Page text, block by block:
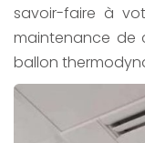
savoir-faire à
maintenance de
ballon